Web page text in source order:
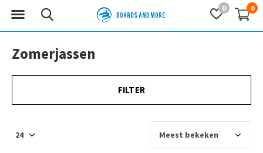
0 0
Zomerjassen
FILTER